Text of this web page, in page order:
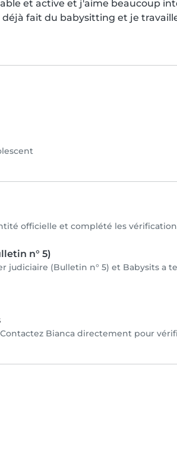
et active et j'aime beaucoup
déjà fait du babysitting et je
officielle et complété les
n° 5)
judiciaire (Bulletin n° 5) et Babysits a
Bianca directement pour